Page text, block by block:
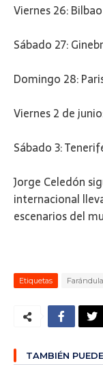
Viernes 26:
Sábado 27:
Domingo 28:
Viernes 2 de
Sábado 3:
Jorge Celedón
internacional
escenarios del
Etiquetas Farándula
TAMBIÉN